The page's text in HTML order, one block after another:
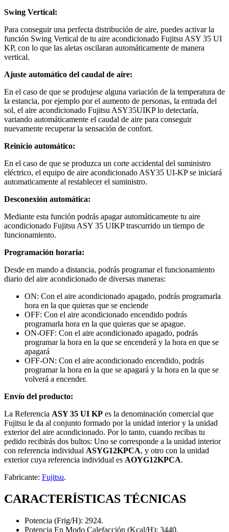
Swing Vertical:
Para conseguir una perfecta distribución de aire, puedes activar la
función Swing Vertical de tu aire acondicionado Fujitsu ASY 35 UI
KP, con lo que las aletas oscilaran automáticamente de manera
vertical.
Ajuste automático del caudal de aire:
En el caso de que se produjese alguna variación de la temperatura de
la estancia, por ejemplo por el aumento de personas, la entrada del
sol, el aire acondicionado Fujitsu ASY35UIKP lo detectaría,
variando automáticamente el caudal de aire para conseguir
nuevamente recuperar la sensación de confort.
Reinicio automático:
En el caso de que se produzca un corte accidental del suministro
eléctrico, el equipo de aire acondicionado ASY35 UI-KP se iniciará
automaticamente al restablecer el suministro.
Desconexión automática:
Mediante esta función podrás apagar automáticamente tu aire
acondicionado Fujitsu ASY 35 UIKP trascurrido un tiempo de
funcionamiento.
Programación horaria:
Desde en mando a distancia, podrás programar el funcionamiento
diario del aire acondicionado de diversas maneras:
ON: Con el aire acondicionado apagado, podrás programarla
hora en la que quieras que se enciende
OFF: Con el aire acondicionado encendido podrás
programarla hora en la que quieras que se apague.
ON-OFF: Con el aire acondicionado apagado, podrás
programar la hora en la que se encenderá y la hora en que se
apagará
OFF-ON: Con el aire acondicionado encendido, podrás
programar la hora en la que se apagará y la hora en la que se
volverá a encender.
Envío del producto:
La Referencia ASY 35 UI KP es la denominación comercial que
Fujitsu le da al conjunto formado por la unidad interior y la unidad
exterior del aire acondicionado. Por lo tanto, cuando recibas tu
pedido recibirás dos bultos: Uno se corresponde a la unidad interior
con referencia individual ASYG12KPCA, y otro con la unidad
exterior cuya referencia individual es AOYG12KPCA.
Fabricante: Fujitsu.
CARACTERÍSTICAS TÉCNICAS
Potencia (Frig/H): 2924.
Potencia En Modo Calefacción (Kcal/H): 3440.